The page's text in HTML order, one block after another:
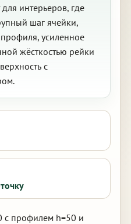
интерьеров, где
шаг ячейки,
усиленное
жёсткостью рейки
с
с профилем h=50 и